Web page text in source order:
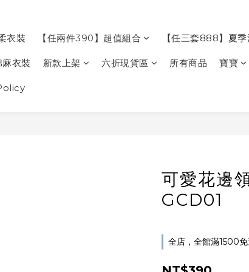
衣裝 【任兩件390】超值組合 【任三套888】夏
麻衣裝 新款上架 六折現貨區 所有商品 寶寶
可愛花邊
GCD01
全店，全館滿1500